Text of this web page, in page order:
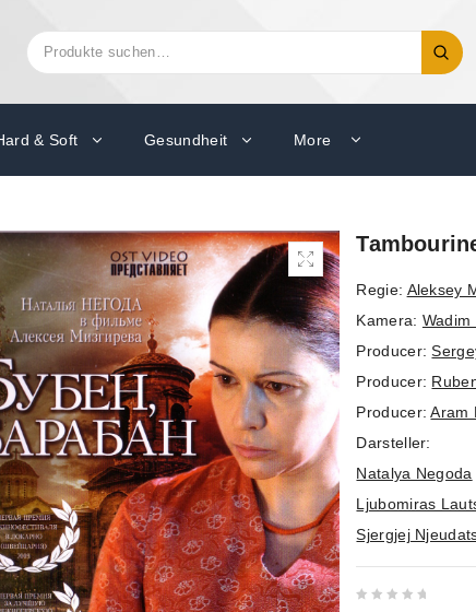
Suchen
nach:
& Soft Gesundheit More
Regie: Aleksey
Kamera: Wadim
Producer:
Producer:
Producer:Aram
Darsteller:
Natalya Negoda
Ljubomiras
Sjergjej